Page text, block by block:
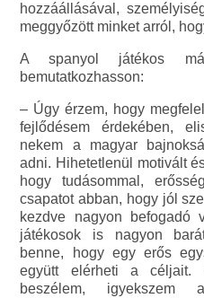
hozzáállásával,
meggyőzött minket arról,
A spanyol játékos
bemutatkozhasson:
– Úgy érzem, hogy
fejlődésem érdekében,
nekem a magyar
adni. Hihetetlenül motivált
hogy tudásommal,
csapatot abban, hogy jól
kezdve nagyon
játékosok is nagyon
benne, hogy egy erős
együtt elérheti a
beszélem, igyekszem